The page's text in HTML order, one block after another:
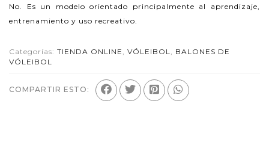
No. Es un modelo orientado principalmente al aprendizaje,
entrenamiento y uso recreativo.
Categorías: TIENDA ONLINE , VÓLEIBOL, BALONES DE
VÓLEIBOL
COMPARTIR ESTO: